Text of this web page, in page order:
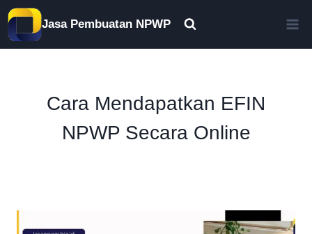
Skip
to
content
Jasa Pembuatan NPWP
Cara Mendapatkan EFIN
NPWP Secara Online